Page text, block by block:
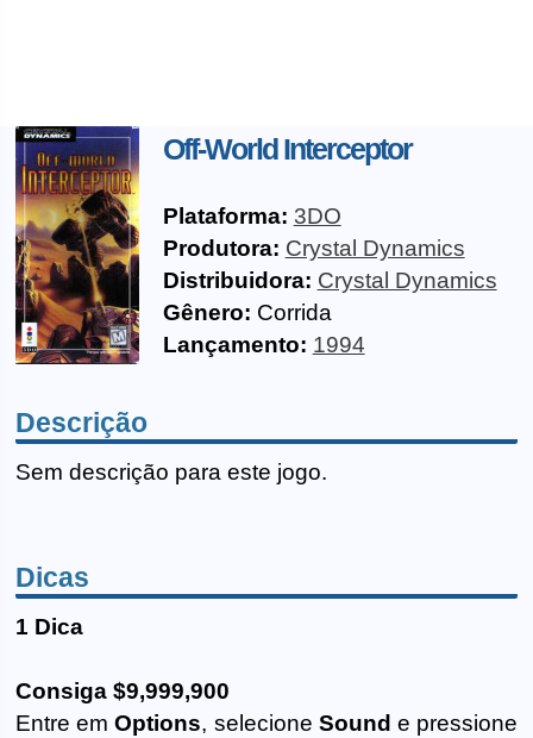
Off-World Interceptor
Plataforma: 3DO
Produtora: Crystal Dynamics
Distribuidora: Crystal Dynamics
Gênero: Corrida
Lançamento: 1994
Descrição
Sem descrição para este jogo.
Dicas
1 Dica
Consiga $9,999,900
Entre emOptions, selecione Sound e pressione